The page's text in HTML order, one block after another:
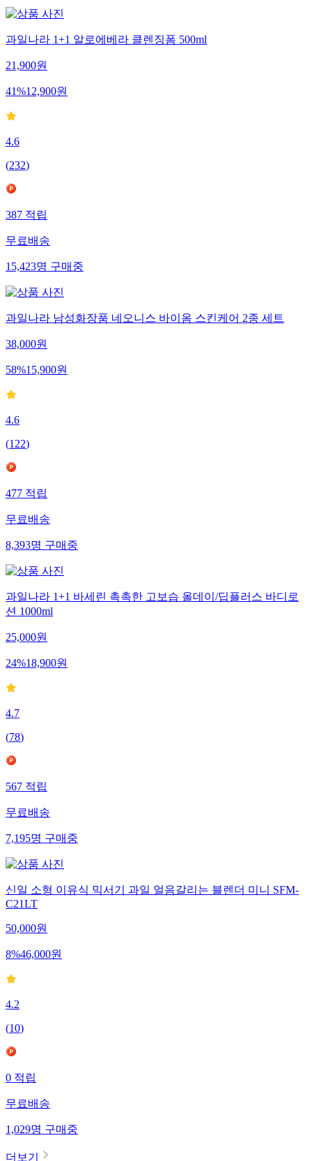
과일나라 1+1 알로에베라 클렌징폼 500ml
21,900원
41%12,900원
4.6
(232)
387적립
무료배송
15,423명구매중
과일나라 남성화장품 네오니스 바이옴 스킨케어 2종 세트
38,000원
58%15,900원
4.6
(122)
477적립
무료배송
8,393명구매중
과일나라 1+1 바세린 촉촉한 고보습 올데이/딥플러스 바디로
션 1000ml
25,000원
24%18,900원
4.7
(78)
567적립
무료배송
7,195명구매중
신일 소형 이유식 믹서기 과일 얼음갈리는 블렌더 미니 SFM-
C21LT
50,000원
8%46,000원
4.2
(10)
0적립
무료배송
1,029명구매중